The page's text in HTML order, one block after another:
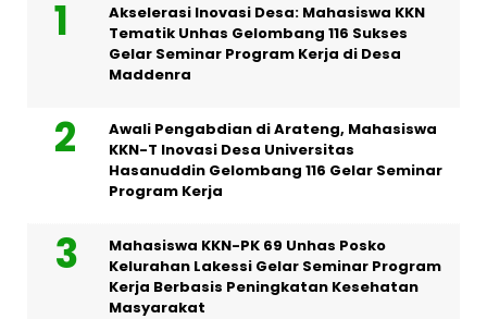
Akselerasi Inovasi Desa: Mahasiswa KKN
Tematik Unhas Gelombang 116 Sukses
Gelar Seminar Program Kerja di Desa
Maddenra
Awali Pengabdian di Arateng, Mahasiswa
KKN-T Inovasi Desa Universitas
Hasanuddin Gelombang 116 Gelar Seminar
Program Kerja
Mahasiswa KKN-PK 69 Unhas Posko
Kelurahan Lakessi Gelar Seminar Program
Kerja Berbasis Peningkatan Kesehatan
Masyarakat